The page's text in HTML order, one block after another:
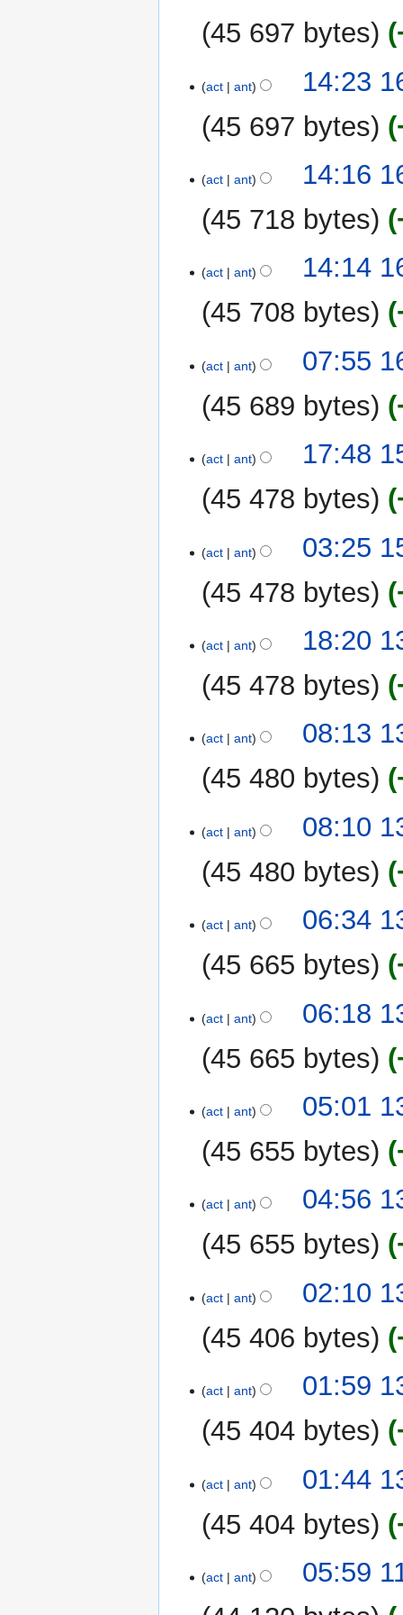
200745 697 bytes
act ant
14:23
45 697 bytes
i
r
e
u
e
e
e
d
c
ó
n
act ant
14:16
45 718 bytes
i
r
e
u
e
e
e
d
c
ó
n
act ant
14:14
45 708 bytes
i
r
e
u
e
e
e
d
c
ó
n
act ant
07:55
45 689 bytes
mar
2007
act ant
17:48
45 478 bytes
act ant
03:25
45 478 bytes
mar act ant
18:20
45 478 bytes
act ant
08:13
45 480 bytes
act ant
08:10
45 480 bytes
act ant
06:34
45 665 bytes
act ant
06:18
45 665 bytes
act ant
05:01
45 655 bytes
act ant
04:56
45 655 bytes
act ant
02:10
45 406 bytes
i
r
e
u
e
e
e
act ant
01:59
45 404 bytes
i
r
e
u
act ant
01:44
45 404 bytes
i
mar act ant
05:59